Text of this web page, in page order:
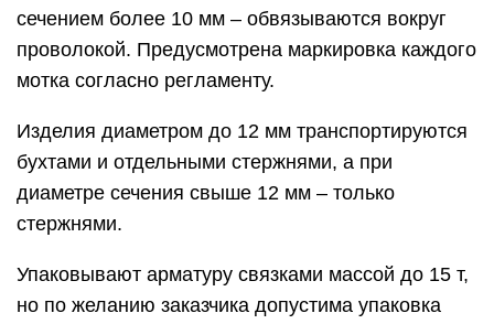
сечением более 10 мм – обвязываются вокруг
проволокой. Предусмотрена маркировка каждого
мотка согласно регламенту.
Изделия диаметром до 12 мм транспортируются
бухтами и отдельными стержнями, а при
диаметре сечения свыше 12 мм – только
стержнями.
Упаковывают арматуру связками массой до 15 т,
но по желанию заказчика допустима упаковка